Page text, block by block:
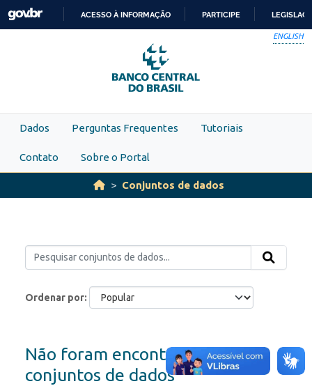
Skip to main content
PARA
O
CONTEÚDO
ACESSO À INFORMAÇÃO PARTICIPE
ENGLISH
Dados Perguntas Frequentes Tutoriais
Contato Sobre o Portal
Conjuntos de dados
Ordenar por
Não foram encontrados
conjuntos de dados